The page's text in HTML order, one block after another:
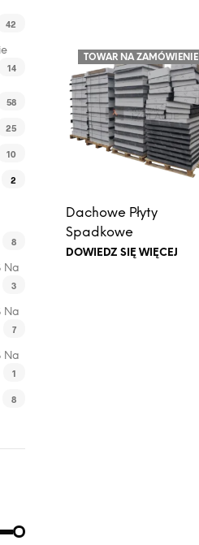
42
14
58
25
10
2
8
Na
3
Na
7
Na
1
8
TOWAR NA ZAMÓWIENIE
Dachowe Płyty
Spadkowe
DOWIEDZ SIĘ WIĘCEJ